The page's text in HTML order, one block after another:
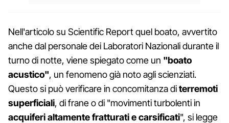
Nell'articolo su Scientific Report quel boato, avvertito
anche dal personale dei Laboratori Nazionali durante il
turno di notte, viene spiegato come un "boato
acustico", un fenomeno già noto agli scienziati.
Questo si può verificare in concomitanza diterremoti
superficiali, di frane o di "movimenti turbolenti in
acquiferi altamente fratturati e carsificati", si legge